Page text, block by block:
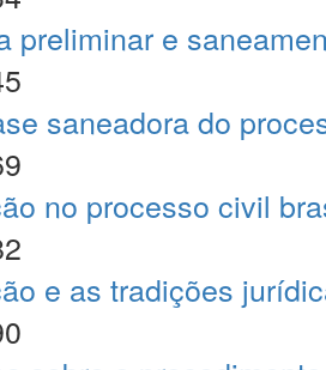
preliminar e
saneadora do
no processo civil
e as tradições